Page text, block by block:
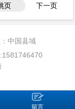
页 下一页
中国县域
留言